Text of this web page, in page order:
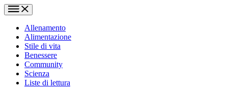
Allenamento
Alimentazione
Stile di vita
Benessere
Community
Scienza
Liste di lettura